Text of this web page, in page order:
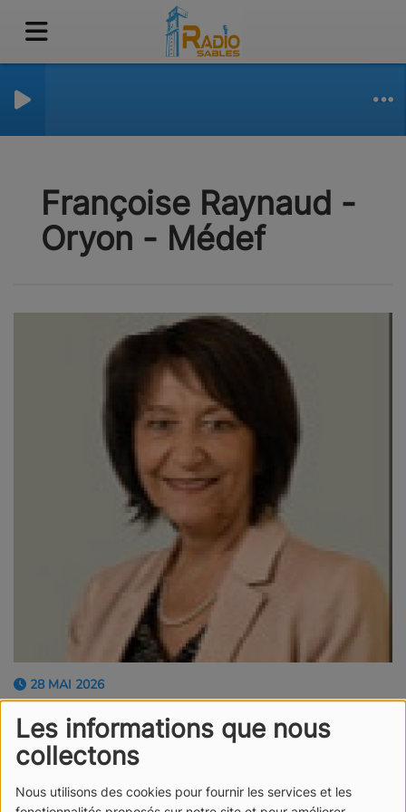
Les informations que nous
collectons
Nous utilisons des cookies pour fournir les services et les
Françoise Raynaud -
Oryon - Médef
28 MAI 2026
ÉCOUTER LE PODCAST
Merci à Françoise Raynaud, Présidente de la SEM
ORYON, Médef. Venue sur notre stand Radio Sables du
village du Vendée Globe, elle a répondu à nos questions